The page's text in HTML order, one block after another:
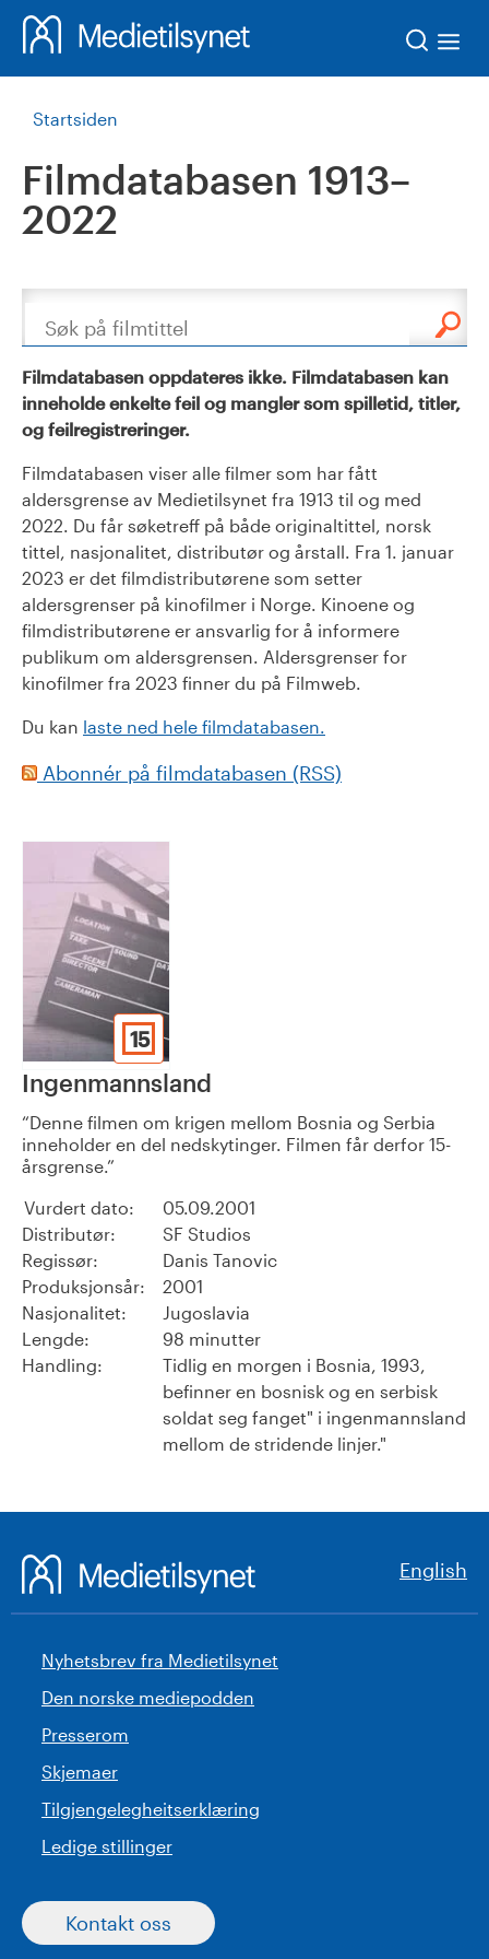
Startsiden
Filmdatabasen 1913–
2022
Søk
Filmdatabasen oppdateres ikke. Filmdatabasen kan
inneholde enkelte feil og mangler som spilletid, titler,
og feilregistreringer.
Filmdatabasen viser alle filmer som har fått
aldersgrense av Medietilsynet fra 1913 til og med
2022. Du får søketreff på både originaltittel, norsk
tittel, nasjonalitet, distributør og årstall. Fra 1. januar
2023 er det filmdistributørene som setter
aldersgrenser på kinofilmer i Norge. Kinoene og
filmdistributørene er ansvarlig for å informere
publikum om aldersgrensen. Aldersgrenser for
kinofilmer fra 2023 finner du på Filmweb.
Du kan laste ned hele filmdatabasen.
Abonnér på filmdatabasen (RSS)
15
Ingenmannsland
Denne filmen om krigen mellom Bosnia og Serbia
inneholder en del nedskytinger. Filmen får derfor 15-
årsgrense.
Vurdert dato:
05.09.2001
Distributør:
SF Studios
Regissør:
Danis Tanovic
Produksjonsår:
2001
Nasjonalitet:
Jugoslavia
Lengde:
98 minutter
Handling:
Tidlig en morgen i Bosnia, 1993,
befinner en bosnisk og en serbisk
soldat seg fanget" i ingenmannsland
mellom de stridende linjer."
English
Nyhetsbrev fra Medietilsynet
Den norske mediepodden
Presserom
Skjemaer
Tilgjengelegheitserklæring
Ledige stillinger
Kontakt oss